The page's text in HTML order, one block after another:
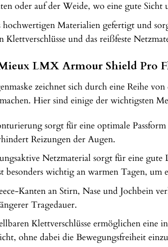
oder auf der Weide, wo eine gute Sicht
hochwertigen Materialien gefertigt und
und das reißfeste
LMX Armour Shield Pro
zeichnet sich durch eine Reihe von
Hier sind einige der wichtigsten
sorgt für eine optimale
Reizungen der Augen.
Netzmaterial sorgt für eine
besonders wichtig an warmen Tagen, um
Kanten an Stirn, Nase und Jochbein
Tragedauer.
Klettverschlüsse ermöglichen eine
ohne dabei die Bewegungsfreiheit